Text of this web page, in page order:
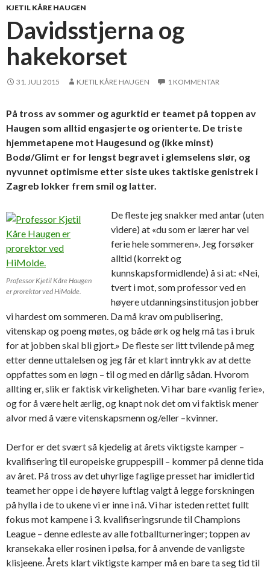
KJETIL KÅRE HAUGEN
Davidsstjerna og
hakekorset
31. JULI 2015 KJETIL KÅRE HAUGEN 1 KOMMENTAR
På tross av sommer og agurktid er teamet på toppen av
Haugen som alltid engasjerte og orienterte. De triste
hjemmetapene mot Haugesund og (ikke minst)
Bodø/Glimt er for lengst begravet i glemselens slør, og
nyvunnet optimisme etter siste ukes taktiske genistrek i
Zagreb lokker frem smil og latter.
Professor Kjetil Kåre Haugen
er prorektor ved HiMolde.
De fleste jeg snakker med antar (uten
videre) at «du som er lærer har vel
ferie hele sommeren». Jeg forsøker
alltid (korrekt og
kunnskapsformidlende) å si at: «Nei,
tvert i mot, som professor ved en
høyere utdanningsinstitusjon jobber
vi hardest om sommeren. Da må krav om publisering,
vitenskap og poeng møtes, og både ørk og helg må tas i bruk
for at jobben skal bli gjort.» De fleste ser litt tvilende på meg
etter denne uttalelsen og jeg får et klart inntrykk av at dette
oppfattes som en løgn – til og med en dårlig sådan. Hvorom
allting er, slik er faktisk virkeligheten. Vi har bare «vanlig ferie»,
og for å være helt ærlig, og knapt nok det om vi faktisk mener
alvor med å være vitenskapsmenn og/eller –kvinner.
Derfor er det svært så kjedelig at årets viktigste kamper –
kvalifisering til europeiske gruppespill – kommer på denne tida
av året. På tross av det uhyrlige faglige presset har imidlertid
teamet her oppe i de høyere luftlag valgt å legge forskningen
på hylla i de to ukene vi er inne i nå. Vi har isteden rettet fullt
fokus mot kampene i 3. kvalifiseringsrunde til Champions
League – denne edleste av alle fotballturneringer; toppen av
kransekaka eller rosinen i pølsa, for å anvende de vanligste
klisjeene. Årets klart viktigste kamper må en bare ta seg tid til